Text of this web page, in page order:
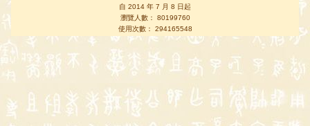
自 2014 年 7 月 8 日起
瀏覽人數： 80199760
使用次數： 294165548